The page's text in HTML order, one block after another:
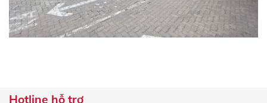
Hotline hỗ trợ